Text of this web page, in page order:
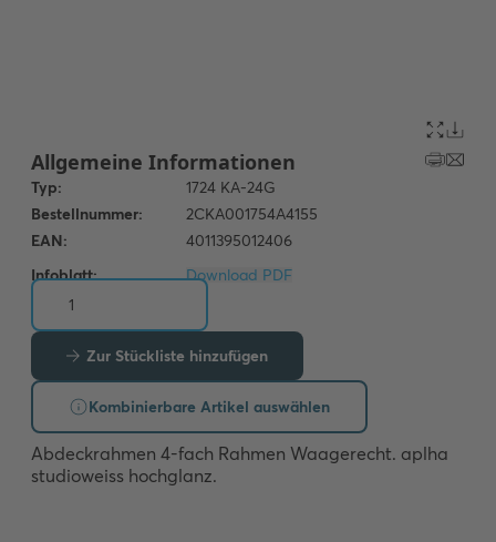
Infoblatt: Download PDF
Zur Stückliste hinzufügen
Kombinierbare Artikel auswählen
Abdeckrahmen 4-fach Rahmen Waagerecht. aplha
studioweiss hochglanz.